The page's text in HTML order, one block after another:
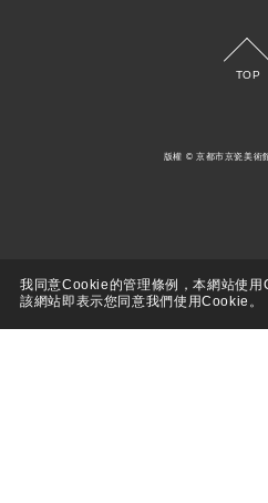
我同意Cookie的管理條例，本網站使
該網站即表示您同意我們使用Cookie。
TOP
版權 © 京都市京瓷美術